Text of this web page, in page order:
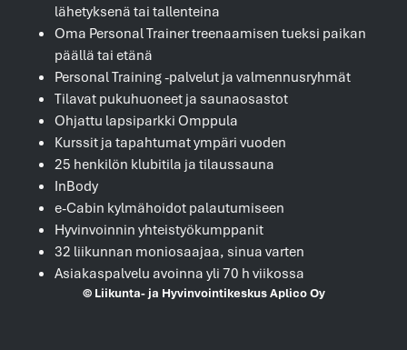
lähetyksenä tai tallenteina
Oma Personal Trainer treenaamisen tueksi paikan
päällä tai etänä
Personal Training -palvelut ja valmennusryhmät
Tilavat pukuhuoneet ja saunaosastot
Ohjattu lapsiparkki Omppula
Kurssit ja tapahtumat ympäri vuoden
25 henkilön klubitila ja tilaussauna
InBody
e-Cabin kylmähoidot palautumiseen
Hyvinvoinnin yhteistyökumppanit
32 liikunnan moniosaajaa, sinua varten
Asiakaspalvelu avoinna yli 70 h viikossa
© Liikunta- ja Hyvinvointikeskus Aplico Oy